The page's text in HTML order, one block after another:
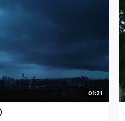
01:21